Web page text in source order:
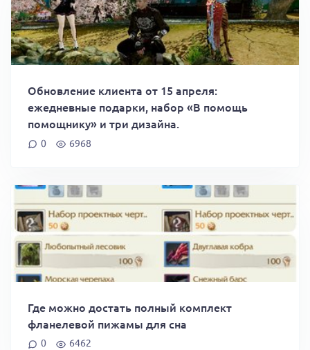
Обновление клиента от 15 апреля:
ежедневные подарки, набор «В помощь
помощнику» и три дизайна.
0 6968
Где можно достать полный комплект
фланелевой пижамы для сна
0 6462